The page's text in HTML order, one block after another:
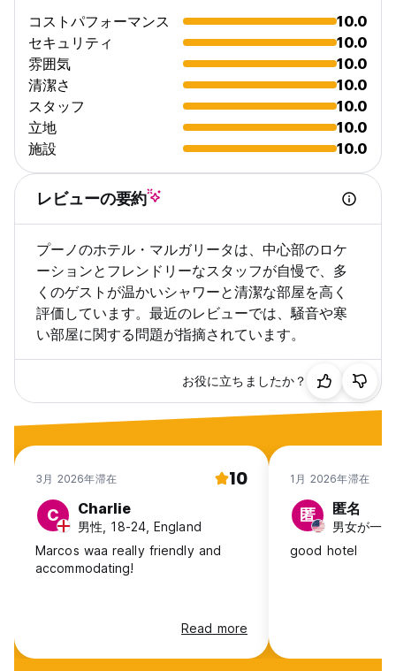
コストパフォーマンス
10.0
セキュリティ
10.0
雰囲気
10.0
清潔さ
10.0
スタッフ
10.0
立地
10.0
施設
10.0
レビューの要約
プーノのホテル・マルガリータは、中心部のロケ
ーションとフレンドリーなスタッフが自慢で、多
くのゲストが温かいシャワーと清潔な部屋を高く
評価しています。最近のレビューでは、騒音や寒
い部屋に関する問題が指摘されています。
お役に立ちましたか？
3月 2026年滞在 10
C Charlie
男性, 18-24, England
Marcos waa really friendly and
accommodating!
Read more
1月 2026年滞在
匿 匿名
good hotel